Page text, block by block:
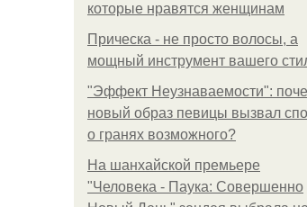
которые нравятся женщинам
Прическа - не просто волосы, а
мощный инструмент вашего
"Эффект Неузнаваемости":
новый образ певицы вызвал
о гранях возможного?
На шанхайской премьере
"Человека - Паука: Совершенно